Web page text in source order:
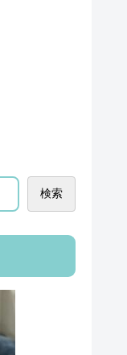
検索